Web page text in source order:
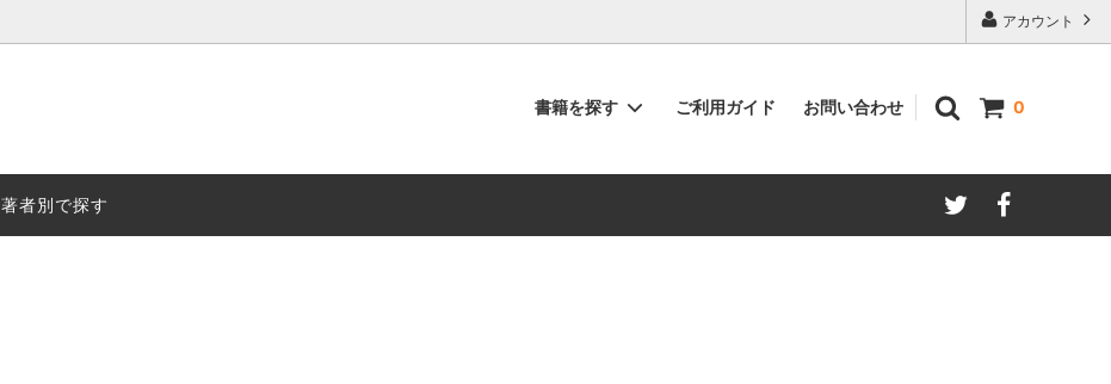
アカウント
0
書籍を探す ご利用ガイド お問い合わせ
著者別で探す